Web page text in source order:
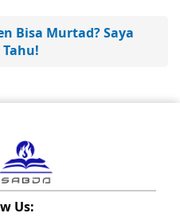
Bisa Murtad? Saya
Us: